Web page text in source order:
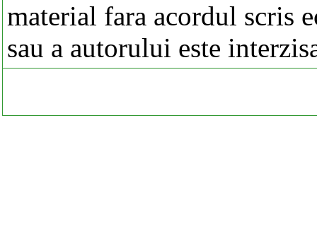
material fara acordul scris
sau a autorului este